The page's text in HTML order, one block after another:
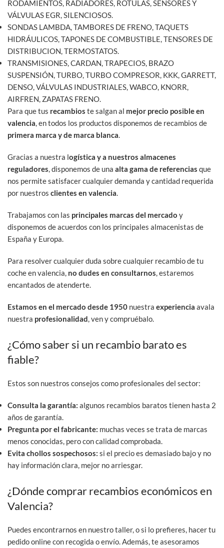
RODAMIENTOS, RADIADORES, ROTULAS, SENSORES Y
VÁLVULAS EGR, SILENCIOSOS.
SONDAS LAMBDA, TAMBORES DE FRENO, TAQUETS
HIDRÁULICOS, TAPONES DE COMBUSTIBLE, TENSORES DE
DISTRIBUCION, TERMOSTATOS.
TRANSMISIONES, CARDAN, TRAPECIOS, BRAZO
SUSPENSIÓN, TURBO, TURBO COMPRESOR, KKK, GARRETT,
DENSO, VÁLVULAS INDUSTRIALES, WABCO, KNORR,
AIRFREN, ZAPATAS FRENO.
Para que tus recambios te salgan al mejor precio posible en
valencia, en todos los productos disponemos de recambios de
primera marca y de marca blanca.
Gracias a nuestra logística y a nuestros almacenes
reguladores, disponemos de una alta gama de referencias que
nos permite satisfacer cualquier demanda y cantidad requerida
por nuestros clientes en valencia.
Trabajamos con las principales marcas del mercado y
disponemos de acuerdos con los principales almacenistas de
España y Europa.
Para resolver cualquier duda sobre cualquier recambio de tu
coche en valencia, no dudes en consultarnos, estaremos
encantados de atenderte.
Estamos en el mercado desde 1950 nuestra experiencia avala
nuestra profesionalidad, ven y compruébalo.
¿Cómo saber si un recambio barato es
fiable?
Estos son nuestros consejos como profesionales del sector:
Consulta la garantía: algunos recambios baratos tienen hasta 2
años de garantía.
Pregunta por el fabricante: muchas veces se trata de marcas
menos conocidas, pero con calidad comprobada.
Evita chollos sospechosos: si el precio es demasiado bajo y no
hay información clara, mejor no arriesgar.
¿Dónde comprar recambios económicos en
Valencia?
Puedes encontrarnos en nuestro taller, o si lo prefieres, hacer tu
pedido onlinecon recogida o envío. Además, te asesoramos